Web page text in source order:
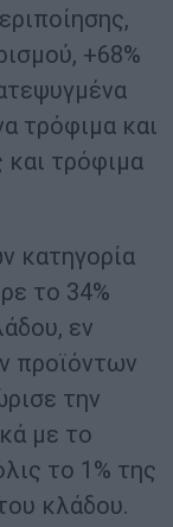
+68%
τρόφιμα και
και τρόφιμα
κατηγορία
το 34%
εν
προϊόντων
την
με το
το 1% της
κλάδου.